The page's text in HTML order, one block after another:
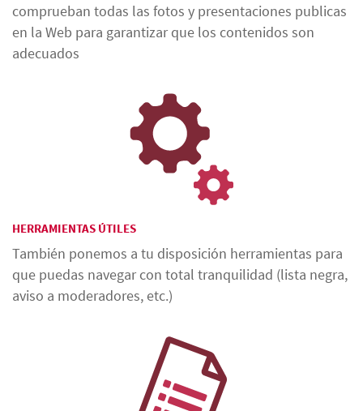
comprueban todas las fotos y presentaciones publicas
en la Web para garantizar que los contenidos son
adecuados
HERRAMIENTAS ÚTILES
También ponemos a tu disposición herramientas para
que puedas navegar con total tranquilidad (lista negra,
aviso a moderadores, etc.)